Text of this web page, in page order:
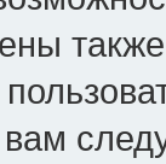
вам